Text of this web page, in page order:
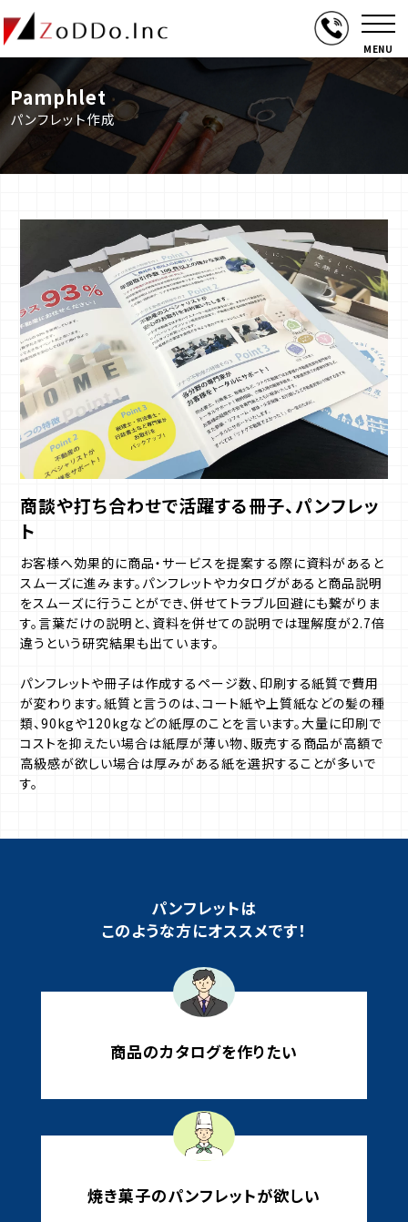
MENU
Pamphlet
パンフレット作成
商談や打ち合わせで活躍する冊子、パンフレッ
ト
お客様へ効果的に商品・サービスを提案する際に資料があると
スムーズに進みます。パンフレットやカタログがあると商品説明
をスムーズに行うことができ、併せてトラブル回避にも繋がりま
す。言葉だけの説明と、資料を併せての説明では理解度が2.7倍
違うという研究結果も出ています。
パンフレットや冊子は作成するページ数、印刷する紙質で費用
が変わります。紙質と言うのは、コート紙や上質紙などの髪の種
類、90kgや120kgなどの紙厚のことを言います。大量に印刷で
コストを抑えたい場合は紙厚が薄い物、販売する商品が高額で
高級感が欲しい場合は厚みがある紙を選択することが多いで
す。
パンフレットは
このような方にオススメです！
商品のカタログを作りたい
焼き菓子のパンフレットが欲しい